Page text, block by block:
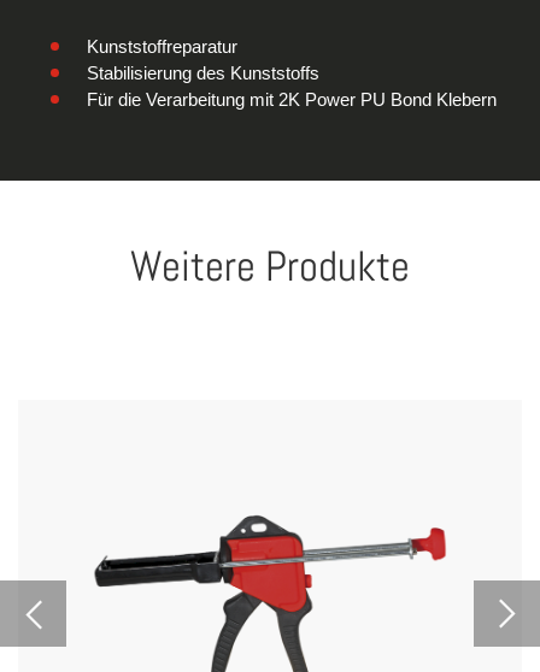
Kunststoffreparatur
Stabilisierung des Kunststoffs
Für die Verarbeitung mit 2K Power PU Bond Klebern
Weitere Produkte